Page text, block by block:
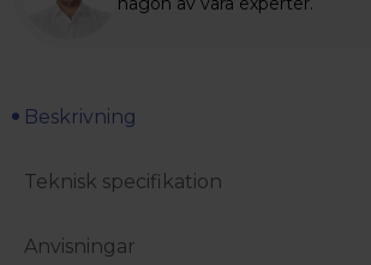
Beskrivning
Teknisk specifikation
Anvisningar